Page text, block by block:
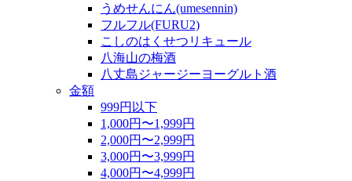
うめせんにん(umesennin)
フルフル(FURU2)
こしのはくせつリキュール
八海山の梅酒
八丈島ジャージーヨーグルト酒
金額
999円以下
1,000円〜1,999円
2,000円〜2,999円
3,000円〜3,999円
4,000円〜4,999円